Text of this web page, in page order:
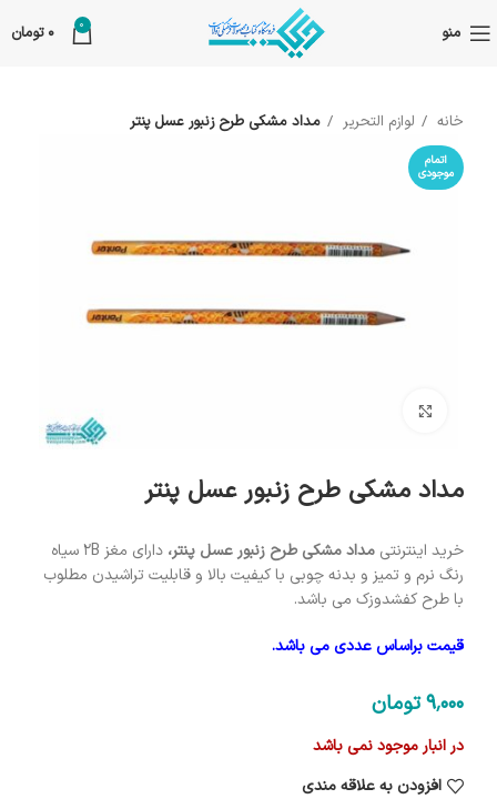
منو 0
0 تومان
خانه لوازم التحریر مداد مشکی طرح زنبور عسل پنتر
اتمام
موجودی
مداد مشکی طرح زنبور عسل پنتر
خرید اینترنتی مداد مشکی طرح زنبور عسل پنتر،
دارای مغز 2B سیاه
رنگ نرم و تمیز و بدنه چوبی با کیفیت بالا و قابلیت تراشیدن مطلوب
با طرح کفشدوزک می باشد.
قیمت براساس عددی می باشد.
9٬000تومان
در انبار موجود نمی باشد
افزودن به علاقه مندی